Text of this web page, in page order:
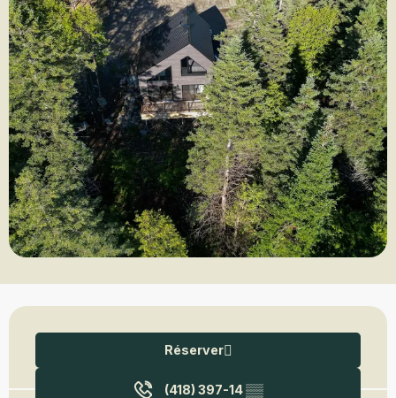
Ouverture et coordonnées
Réserver
(418) 397-14▒▒